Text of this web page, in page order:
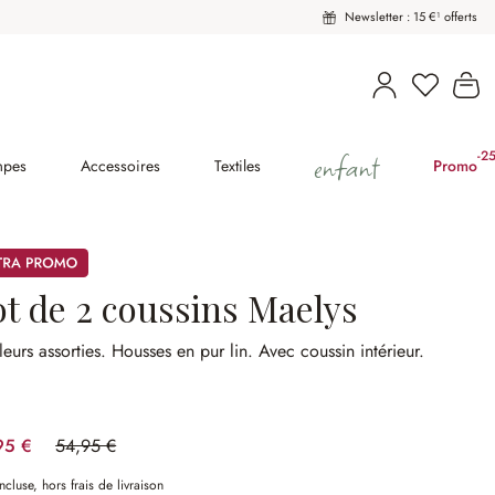
Newsletter : 15 €¹ offerts
Accessoires Textiles enfant Promo-
de 2 coussins Maelys
assorties. Housses en pur lin.Avec coussin intérieur.
€ 54,95 €
(27.3%spared)
hors frais de livraison